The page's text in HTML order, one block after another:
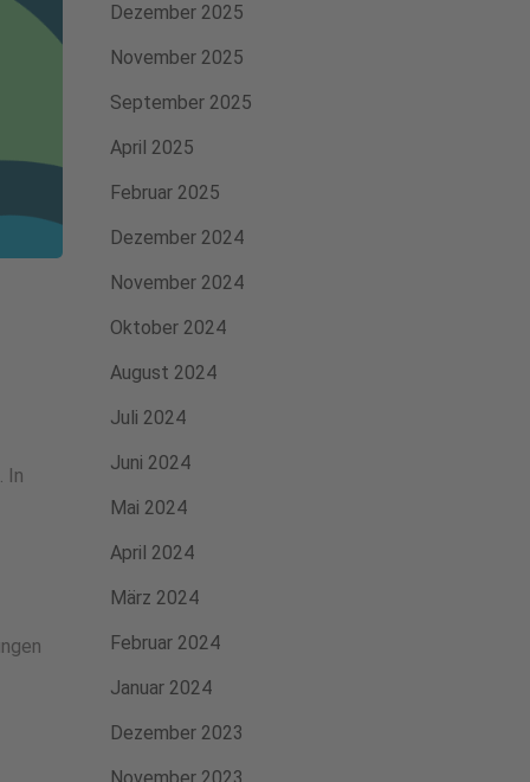
In
Dezember 2025
November 2025
September 2025
April 2025
Februar 2025
Dezember 2024
November 2024
Oktober 2024
August 2024
Juli 2024
Juni 2024
Mai 2024
April 2024
März 2024
Februar 2024
Januar 2024
Dezember 2023